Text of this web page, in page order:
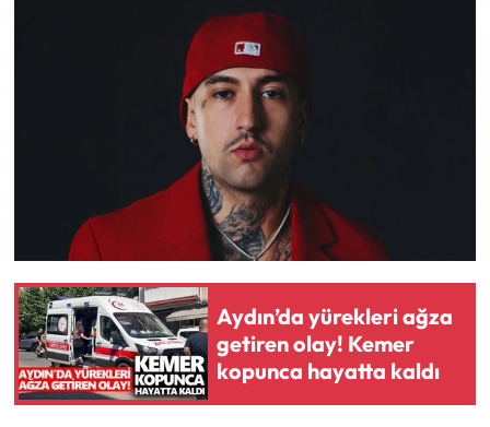
Aydın’da yürekleri ağza
getiren olay! Kemer
kopunca hayatta kaldı